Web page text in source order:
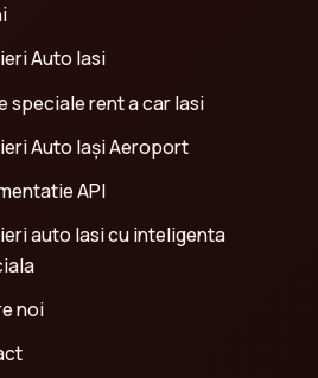
Auto Iasi
speciale rent a car Iasi
Auto Iași Aeroport
API
auto Iasi cu inteligenta
noi